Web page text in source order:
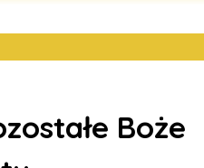
Boże